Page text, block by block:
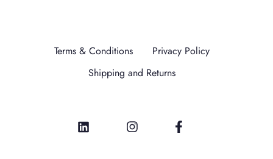
Terms & Conditions
Privacy Policy
Shipping and Returns